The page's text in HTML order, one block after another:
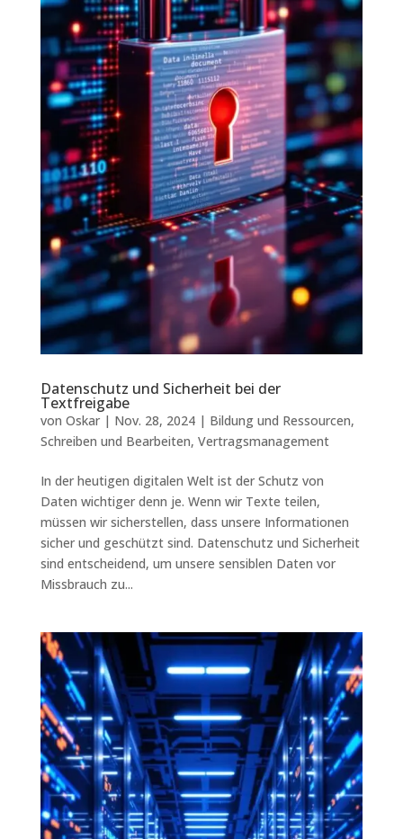
Datenschutz und Sicherheit bei der
Textfreigabe
von Oskar| Nov. 28, 2024| Bildung und Ressourcen,
Schreiben und Bearbeiten, Vertragsmanagement
In der heutigen digitalen Welt ist der Schutz von
Daten wichtiger denn je. Wenn wir Texte teilen,
müssen wir sicherstellen, dass unsere Informationen
sicher und geschützt sind. Datenschutz und Sicherheit
sind entscheidend, um unsere sensiblen Daten vor
Missbrauch zu...